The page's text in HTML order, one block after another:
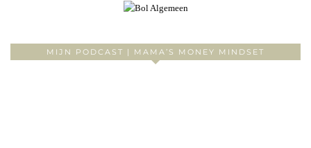
MIJN PODCAST | MAMA’S MONEY MINDSET